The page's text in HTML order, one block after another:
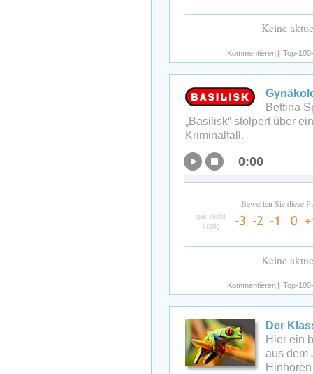
Keine
Kommentieren | Top-
Bettina
„Basilisk“ stolpert über
Kriminalfall.
0:00
Bewerten Sie diese
gar nicht
lustig
Keine
Kommentieren | Top-
Der
Hier ein
aus dem